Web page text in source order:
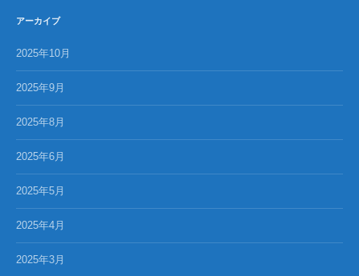
アーカイブ
2025年10月
2025年9月
2025年8月
2025年6月
2025年5月
2025年4月
2025年3月